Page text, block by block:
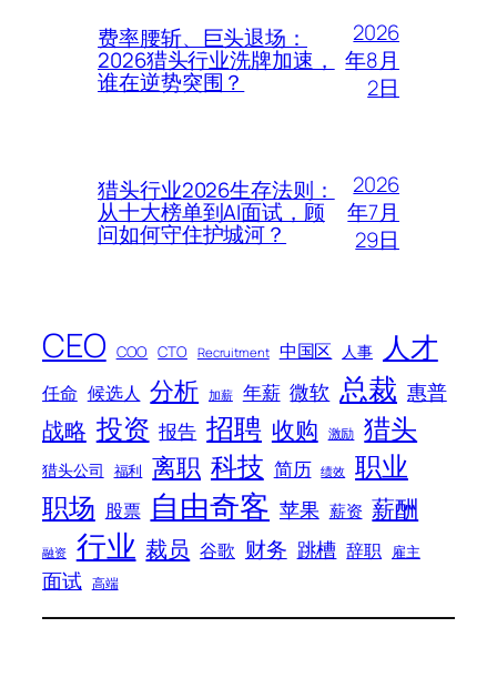
费率腰斩、巨头退场：
2026猎头行业洗牌加速，
谁在逆势突围？
2026
年8月
2日
猎头行业2026生存法则：
从十大榜单到AI面试，顾
问如何守住护城河？
2026
年7月
29日
CEO COO CTO Recruitment 中国区 人事 人才
任命 候选人 分析 加薪 年薪 微软 总裁 惠普
战略 投资 报告 招聘 收购 激励 猎头
猎头公司 福利 离职 科技 简历 绩效 职业
职场 股票 自由奇客 苹果 薪资 薪酬
融资 行业 裁员 谷歌 财务 跳槽 辞职 雇主
面试 高端